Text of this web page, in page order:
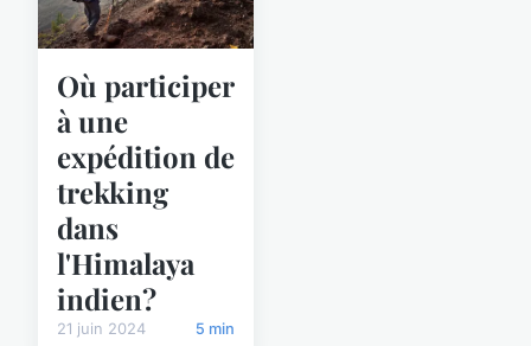
Où participer
à une
expédition de
trekking
dans
l'Himalaya
indien?
21 juin 2024 5 min